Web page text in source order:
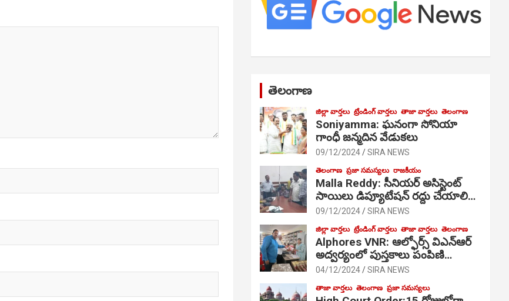
తెలంగాణ
జిల్లా వార్తలు ట్రేండింగ్ వార్తలు తాజా వార్తలు తెలంగాణ
Soniyamma: ఘ‌నంగా సోనియా
గాంధీ జ‌న్మ‌దిన వేడుక‌లు
09/12/2024 SIRA NEWS
తెలంగాణ ప్రజా సమస్యలు రాజకీయం
Malla Reddy: సీనియర్ అసిస్టెంట్
సాయిలు డిప్యూటేషన్ రద్దు చేయాలి…
09/12/2024 SIRA NEWS
జిల్లా వార్తలు ట్రేండింగ్ వార్తలు తాజా వార్తలు తెలంగాణ
Alphores VNR: ఆల్ఫోర్స్ విఎన్ఆర్
అద్వర్యంలో పుస్తకాలు పంపిణి…
04/12/2024 SIRA NEWS
తాజా వార్తలు తెలంగాణ ప్రజా సమస్యలు